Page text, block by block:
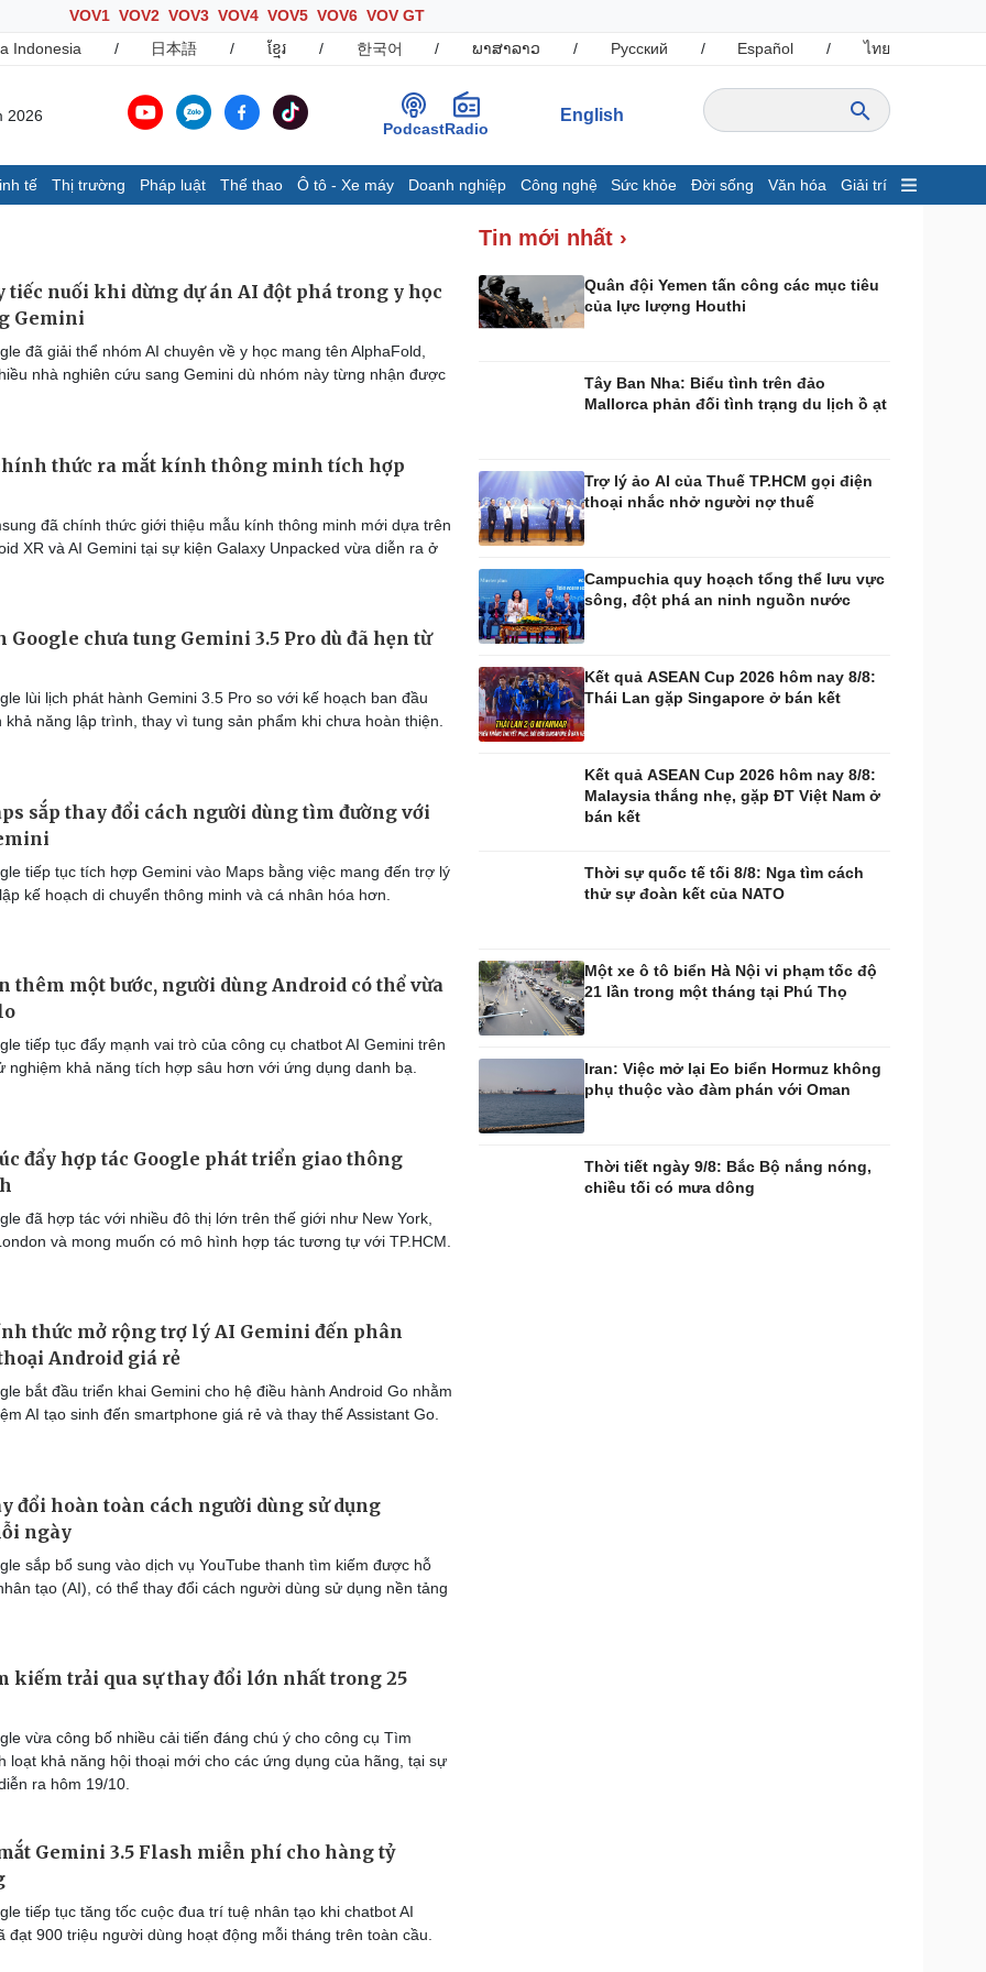
VOV1 VOV2 VOV3 VOV4 VOV5 VOV6 VOV GT
Indonesia / 日本語 / ខ្មែរ / 한국어 / ພາສາລາວ / Русский / Español / ไทย
2026
PodcastRadio
English
tế Thị trường Pháp luật Thể thao Ô tô - Xe máy Doanh nghiệp Công nghệ Sức khỏe Đời sống Văn hóa Giải trí
Cuộc sống đó đây
Video
E-Magazine
Kinh tế
Khởi nghiệp
Tiêu dùng
Tỷ giá
Xe máy
Doanh nghiệp 24h
Trải nghiệm
Chuyển đổi số
Sức khỏe
Sản phụ khoa
Nhi khoa
Phòng mạch online
Ăn sạch sống khỏe
Giải trí
Thời trang
Sao Việt
Du lịch
Săn Tour
check-in
Quân sự - Quốc phòng
Vũ khí
Việt Nam
Phân tích
tiếc nuối khi dừng dự án AI đột phá trong y học
Gemini
đã giải thể nhóm AI chuyên về y học mang tên AlphaFold,
nhà nghiên cứu sang Gemini dù nhóm này từng nhận được
thức ra mắt kính thông minh tích hợp
đã chính thức giới thiệu mẫu kính thông minh mới dựa trên
XR và AI Gemini tại sự kiện Galaxy Unpacked vừa diễn ra ở
Google chưa tung Gemini 3.5 Pro dù đã hẹn từ
lùi lịch phát hành Gemini 3.5 Pro so với kế hoạch ban đầu
khả năng lập trình, thay vì tung sản phẩm khi chưa hoàn thiện.
sắp thay đổi cách người dùng tìm đường với
tiếp tục tích hợp Gemini vào Maps bằng việc mang đến trợ lý
kế hoạch di chuyển thông minh và cá nhân hóa hơn.
thêm một bước, người dùng Android có thể vừa
tiếp tục đẩy mạnh vai trò của công cụ chatbot AI Gemini trên
nghiệm khả năng tích hợp sâu hơn với ứng dụng danh bạ.
đẩy hợp tác Google phát triển giao thông
đã hợp tác với nhiều đô thị lớn trên thế giới như New York,
và mong muốn có mô hình hợp tác tương tự với TP.HCM.
thức mở rộng trợ lý AI Gemini đến phân
Android giá rẻ
bắt đầu triển khai Gemini cho hệ điều hành Android Go nhằm
AI tạo sinh đến smartphone giá rẻ và thay thế Assistant Go.
đổi hoàn toàn cách người dùng sử dụng
ngày
sắp bổ sung vào dịch vụ YouTube thanh tìm kiếm được hỗ
tạo (AI), có thể thay đổi cách người dùng sử dụng nền tảng
kiếm trải qua sự thay đổi lớn nhất trong 25
vừa công bố nhiều cải tiến đáng chú ý cho công cụ Tìm
loạt khả năng hội thoại mới cho các ứng dụng của hãng, tại sự
ra hôm 19/10.
Gemini 3.5 Flash miễn phí cho hàng tỷ
tiếp tục tăng tốc cuộc đua trí tuệ nhân tạo khi chatbot AI
đạt 900 triệu người dùng hoạt động mỗi tháng trên toàn cầu.
Tin mới nhất ›
Quân đội Yemen tấn công các mục tiêu
của lực lượng Houthi
Tây Ban Nha: Biểu tình trên đảo
Mallorca phản đối tình trạng du lịch ồ ạt
Trợ lý ảo AI của Thuế TP.HCM gọi điện
thoại nhắc nhở người nợ thuế
Campuchia quy hoạch tổng thể lưu vực
sông, đột phá an ninh nguồn nước
Kết quả ASEAN Cup 2026 hôm nay 8/8:
Thái Lan gặp Singapore ở bán kết
Kết quả ASEAN Cup 2026 hôm nay 8/8:
Malaysia thắng nhẹ, gặp ĐT Việt Nam ở
bán kết
Thời sự quốc tế tối 8/8: Nga tìm cách
thử sự đoàn kết của NATO
Một xe ô tô biển Hà Nội vi phạm tốc độ
21 lần trong một tháng tại Phú Thọ
Iran: Việc mở lại Eo biển Hormuz không
phụ thuộc vào đàm phán với Oman
Thời tiết ngày 9/8: Bắc Bộ nắng nóng,
chiều tối có mưa dông